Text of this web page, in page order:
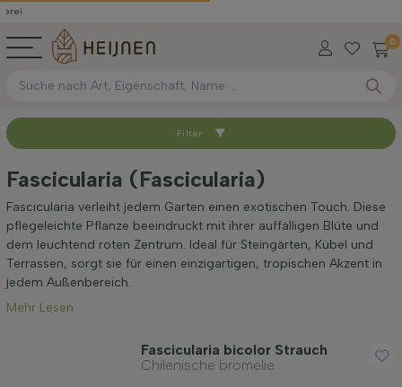
0
Sortieren nach
Standort
Blütenfarbe
Blütezeit
Filter
Fascicularia (Fascicularia)
Fascicularia verleiht jedem Garten einen exotischen Touch. Diese
pflegeleichte Pflanze beeindruckt mit ihrer auffälligen Blüte und
dem leuchtend roten Zentrum. Ideal für Steingärten, Kübel und
Terrassen, sorgt sie für einen einzigartigen, tropischen Akzent in
jedem Außenbereich.
Mehr Lesen
Fascicularia bicolor Strauch
Chilenische bromelie